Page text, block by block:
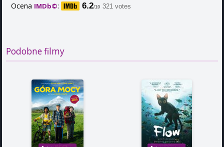
Ocena IMDb©: 6.2/10 321 votes
Podobne filmy